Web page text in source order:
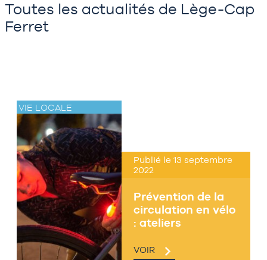
Toutes les actualités de Lège-Cap
Ferret
VIE LOCALE
Prévention de la
circulation en vélo
: ateliers
Publié le 13 septembre
2022
VOIR